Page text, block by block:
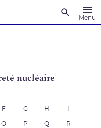
Menu
nucléaire
F G H
O P Q R